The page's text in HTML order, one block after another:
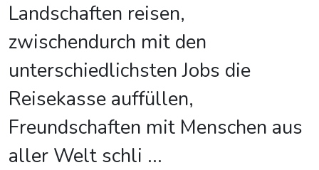
Landschaften reisen,
zwischendurch mit den
unterschiedlichsten Jobs die
Reisekasse auffüllen,
Freundschaften mit Menschen aus
aller Welt schli ...